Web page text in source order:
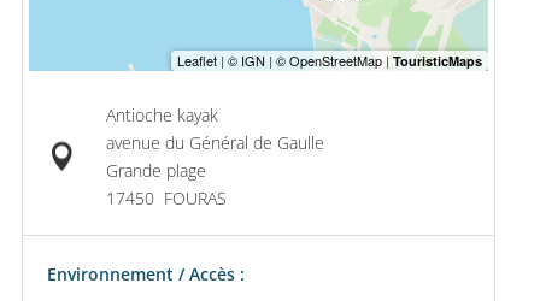
Antioche kayak
avenue du Général de Gaulle
Grande plage
17450 FOURAS
Environnement / Accès :